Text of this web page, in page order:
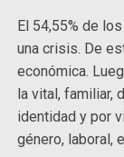
El 54,55% de
una crisis. De
económica.
la vital, familiar,
identidad y por
género, laboral,